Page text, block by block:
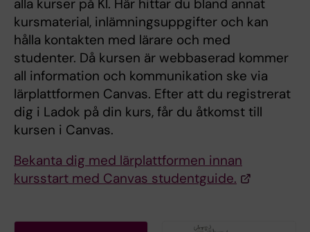
alla kurser på KI. Här hittar du bland annat
kursmaterial, inlämningsuppgifter och kan
hålla kontakten med lärare och med
studenter. Då kursen är webbaserad kommer
all information och kommunikation ske via
lärplattformen Canvas. Efter att du registrerat
dig i Ladok på din kurs, får du åtkomst till
kursen i Canvas.
Bekanta dig med lärplattformen innan
kursstart med Canvas studentguide.